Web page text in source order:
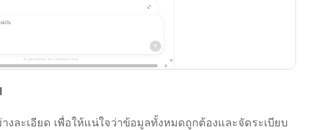
งละเอียด เพื่อให้แน่ใจว่าข้อมูลทั้งหมดถูกต้องและจัดระเบียบ